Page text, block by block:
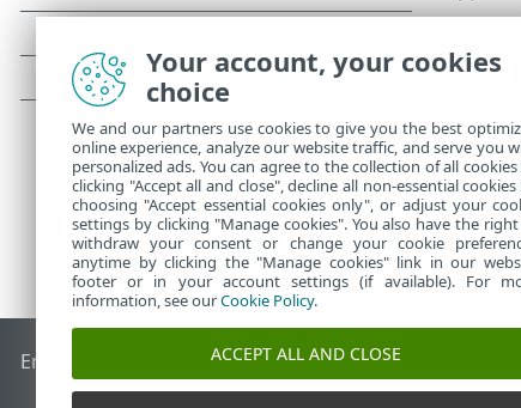
2. Abilitare
Protezioni
intrusioni
End of Life ESET Knowledge BaseForum ESET ESET
Your account, your cookies
choice
We and our partners use cookies to give you the best
online experience, analyze our website traffic, and serve you
personalized ads. You can agree to the collection of all
clicking "Accept all and close", decline all non-essential
choosing "Accept essential cookies only", or adjust your
settings by clicking "Manage cookies". You also have the
withdraw your consent or change your cookie
anytime by clicking the "Manage cookies" link in our
footer or in your account settings (if available). For
information, see ourCookie Policy.
ACCEPT ALL AND CLOSE